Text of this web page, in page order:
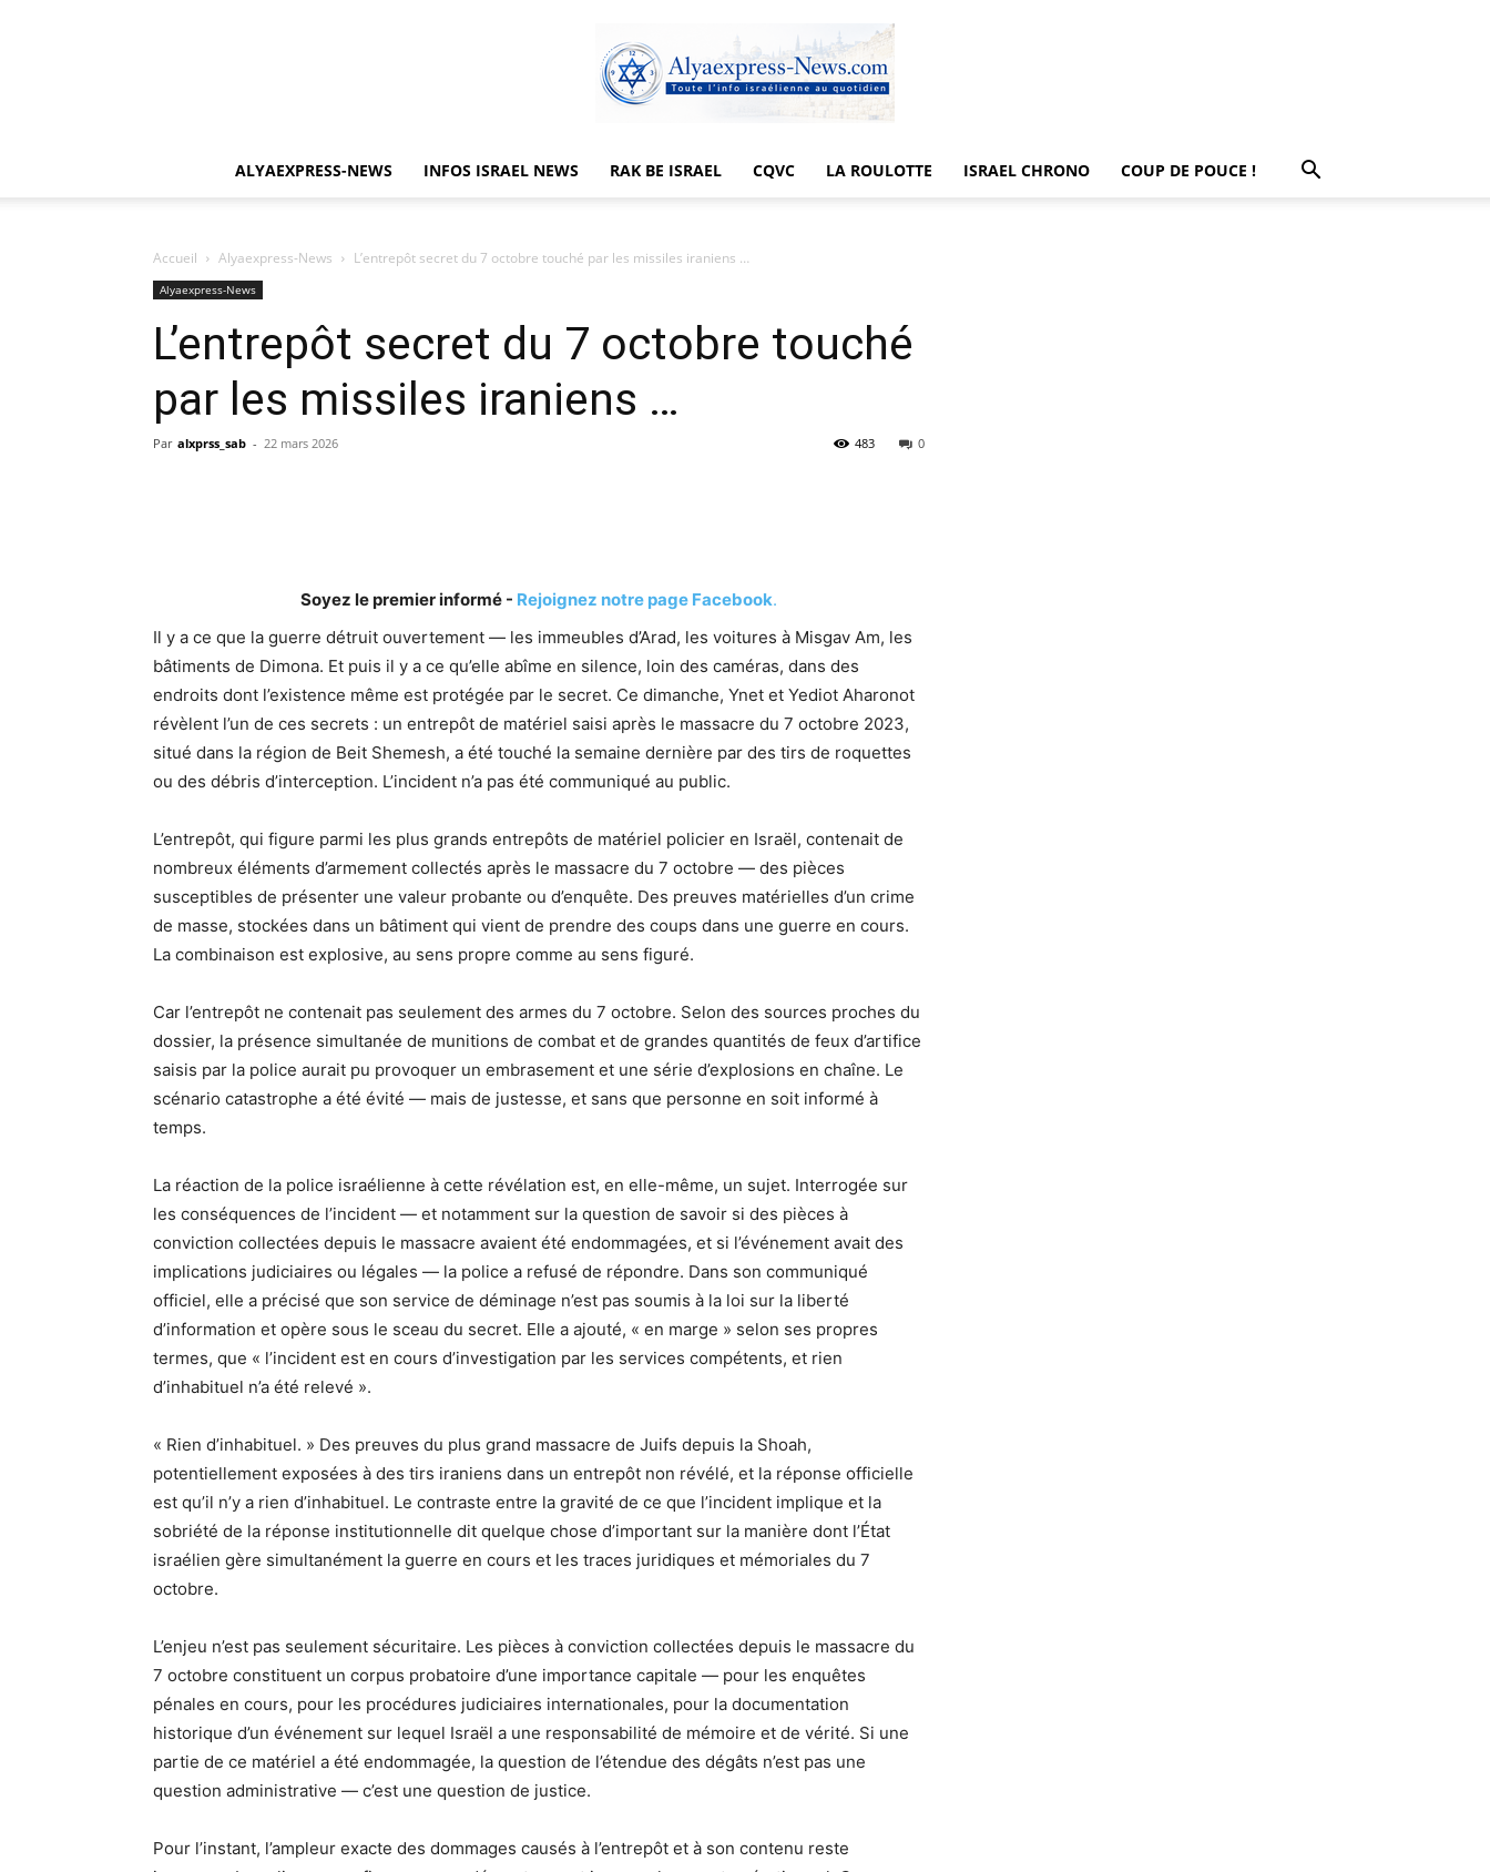
News
ALYAEXPRESS-NEWS INFOS ISRAEL NEWS RAK BE ISRAEL CQVC LA ROULOTTE ISRAEL CHRONO COUP DE POUCE !
Accueil Alyaexpress-News L’entrepôt secret du 7 octobre touché par les missiles iraniens …
Alyaexpress-News
L’entrepôt secret du 7 octobre touché
par les missiles iraniens …
Par alxprss_sab - 22 mars 2026 0
483
Soyez le premier informé - Rejoignez notre page Facebook.
Il y a ce que la guerre détruit ouvertement — les immeubles d’Arad, les voitures à Misgav Am, les
bâtiments de Dimona. Et puis il y a ce qu’elle abîme en silence, loin des caméras, dans des
endroits dont l’existence même est protégée par le secret. Ce dimanche, Ynet et Yediot Aharonot
révèlent l’un de ces secrets : un entrepôt de matériel saisi après le massacre du 7 octobre 2023,
situé dans la région de Beit Shemesh, a été touché la semaine dernière par des tirs de roquettes
ou des débris d’interception. L’incident n’a pas été communiqué au public.
L’entrepôt, qui figure parmi les plus grands entrepôts de matériel policier en Israël, contenait de
nombreux éléments d’armement collectés après le massacre du 7 octobre — des pièces
susceptibles de présenter une valeur probante ou d’enquête. Des preuves matérielles d’un crime
de masse, stockées dans un bâtiment qui vient de prendre des coups dans une guerre en cours.
La combinaison est explosive, au sens propre comme au sens figuré.
Car l’entrepôt ne contenait pas seulement des armes du 7 octobre. Selon des sources proches du
dossier, la présence simultanée de munitions de combat et de grandes quantités de feux d’artifice
saisis par la police aurait pu provoquer un embrasement et une série d’explosions en chaîne. Le
scénario catastrophe a été évité — mais de justesse, et sans que personne en soit informé à
temps.
La réaction de la police israélienne à cette révélation est, en elle-même, un sujet. Interrogée sur
les conséquences de l’incident — et notamment sur la question de savoir si des pièces à
conviction collectées depuis le massacre avaient été endommagées, et si l’événement avait des
implications judiciaires ou légales — la police a refusé de répondre. Dans son communiqué
officiel, elle a précisé que son service de déminage n’est pas soumis à la loi sur la liberté
d’information et opère sous le sceau du secret. Elle a ajouté, « en marge » selon ses propres
termes, que « l’incident est en cours d’investigation par les services compétents, et rien
d’inhabituel n’a été relevé ».
« Rien d’inhabituel. » Des preuves du plus grand massacre de Juifs depuis la Shoah,
potentiellement exposées à des tirs iraniens dans un entrepôt non révélé, et la réponse officielle
est qu’il n’y a rien d’inhabituel. Le contraste entre la gravité de ce que l’incident implique et la
sobriété de la réponse institutionnelle dit quelque chose d’important sur la manière dont l’État
israélien gère simultanément la guerre en cours et les traces juridiques et mémoriales du 7
octobre.
L’enjeu n’est pas seulement sécuritaire. Les pièces à conviction collectées depuis le massacre du
7 octobre constituent un corpus probatoire d’une importance capitale — pour les enquêtes
pénales en cours, pour les procédures judiciaires internationales, pour la documentation
historique d’un événement sur lequel Israël a une responsabilité de mémoire et de vérité. Si une
partie de ce matériel a été endommagée, la question de l’étendue des dégâts n’est pas une
question administrative — c’est une question de justice.
Pour l’instant, l’ampleur exacte des dommages causés à l’entrepôt et à son contenu reste